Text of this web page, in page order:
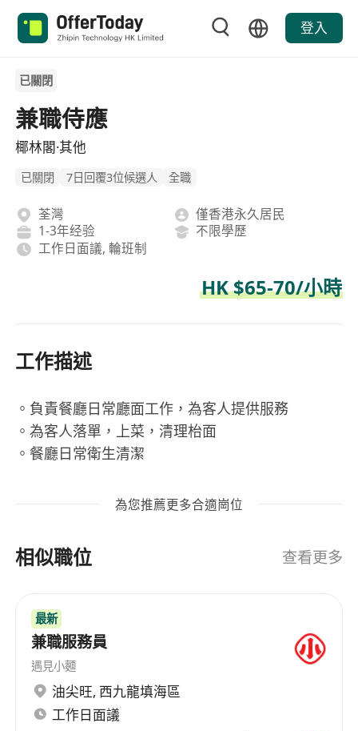
登入
已關閉
兼職侍應
椰林閣·其他
已關閉 7日回覆3位候選人 全職
荃灣
僅香港永久居民
1-3年经验
不限學歷
工作日面議, 輪班制
HK $65-70/小時
工作描述
。負責餐廳日常廳面工作，為客人提供服務
。為客人落單，上菜，清理枱面
。餐廳日常衛生清潔
為您推薦更多合適崗位
相似職位 查看更多
最新
兼職服務員
遇見小麵
油尖旺, 西九龍填海區
工作日面議